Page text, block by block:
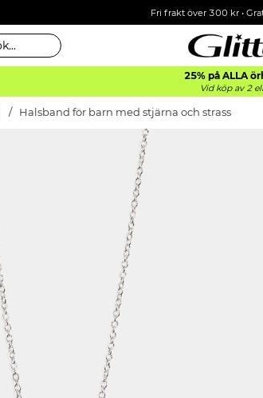
Fri frakt över 300 kr•
25% på ALLA
Vid köp av 2
Halsband för barn med stjärna och strass